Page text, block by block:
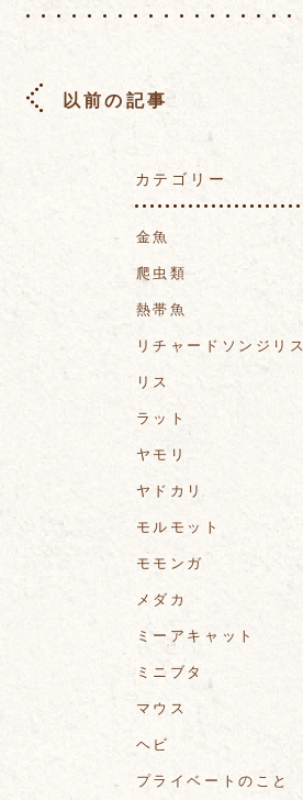
以前の記事
カテゴリー
金魚
爬虫類
熱帯魚
リチャードソンジリス
リス
ラット
ヤモリ
ヤドカリ
モルモット
モモンガ
メダカ
ミーアキャット
ミニブタ
マウス
ヘビ
プライベートのこと